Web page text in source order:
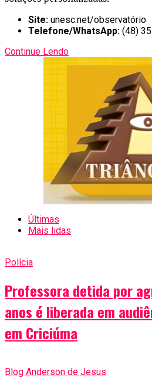
Site: unesc.net/observatório
Telefone/WhatsApp: (48)
Continue Lendo
Últimas
Mais lidas
Polícia
Professora detida por
anos é liberada em
em Criciúma
Blog Anderson de Jesus